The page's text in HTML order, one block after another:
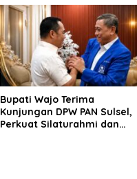
Bupati Wajo Terima
Kunjungan DPW PAN Sulsel,
Perkuat Silaturahmi dan